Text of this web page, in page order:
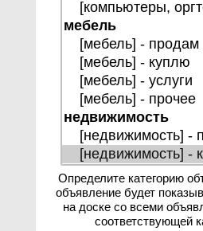
Определите категорию
объявление будет
на доске со всеми
соответствующей